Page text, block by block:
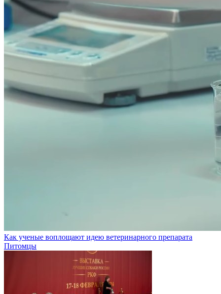
Как ученые воплощают идею ветеринарного препарата
Питомцы